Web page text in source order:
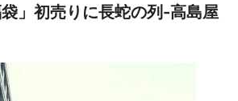
」初売りに長蛇の列-高島屋